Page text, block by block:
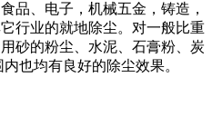
品、电子，机械五金，铸造，
行业的就地除尘。对一般比重
砂的粉尘、水泥、石膏粉、炭
也均有良好的除尘效果。